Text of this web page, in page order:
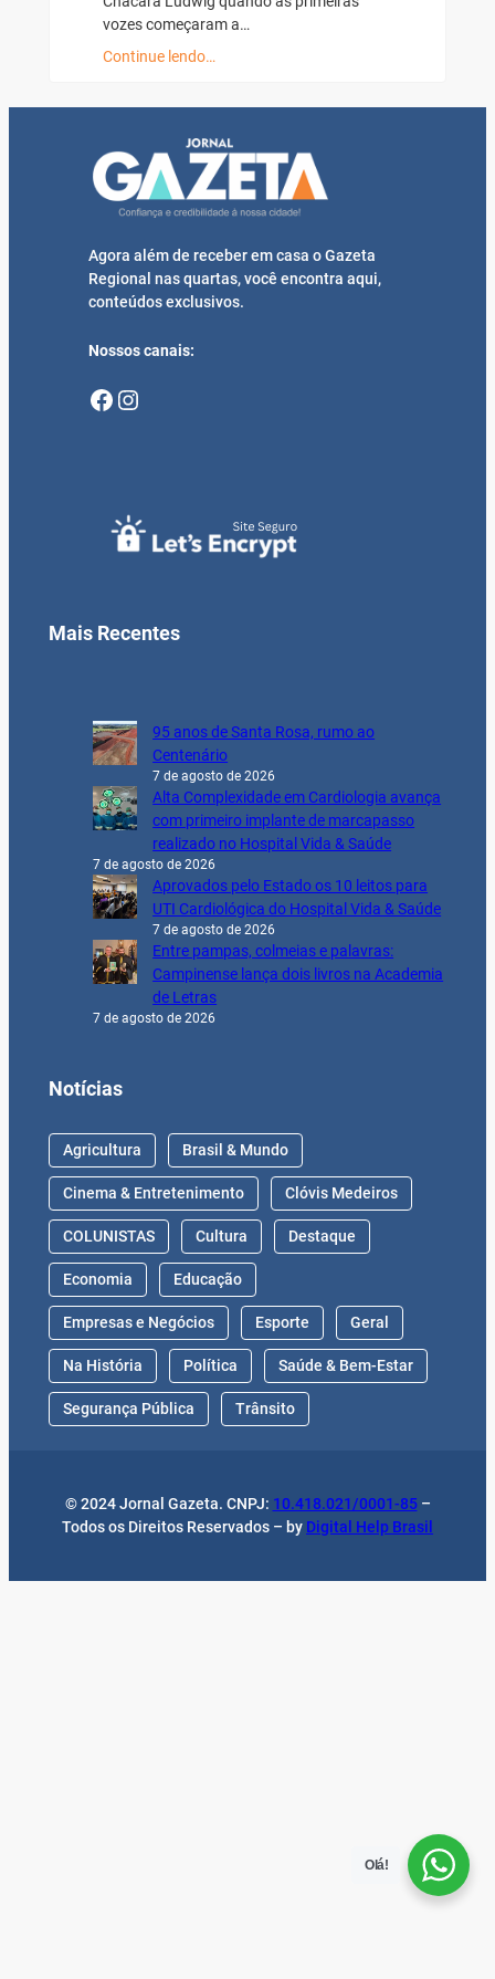
vozes começaram a…
Regional nas quartas, você encontra aqui,
conteúdos exclusivos.
Facebook Instagram
Mais Recentes
Centenário
7 de agosto de 2026
Alta Complexidade em Cardiologia avança
com primeiro implante de marcapasso
realizado no Hospital Vida & Saúde
7 de agosto de 2026
Aprovados pelo Estado os 10 leitos para
UTI Cardiológica do Hospital Vida & Saúde
7 de agosto de 2026
Entre pampas, colmeias e palavras:
Campinense lança dois livros na Academia
de Letras
7 de agosto de 2026
Notícias
Agricultura Brasil & Mundo
Cinema & Entretenimento Clóvis Medeiros
COLUNISTAS Cultura Destaque
Economia Educação
Empresas e Negócios Esporte Geral
Na História Política Saúde & Bem-Estar
Segurança Pública Trânsito
Todos os Direitos Reservados – byDigital Help Brasil
Olá!